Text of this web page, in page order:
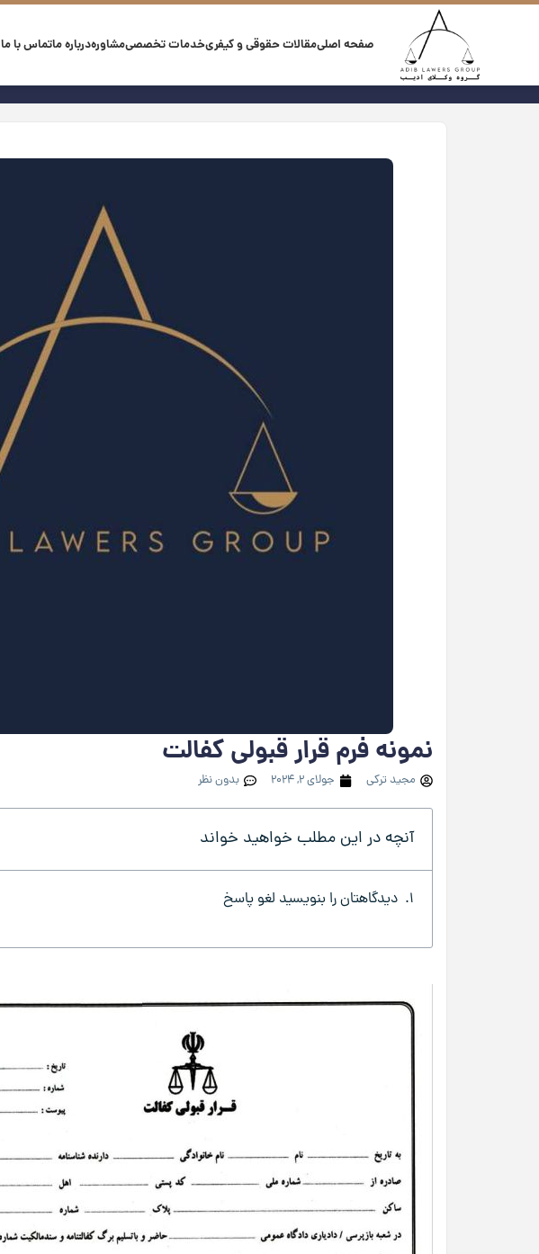
صفحه اصلیمقالات حقوقی و کیفریخدمات تخصصیمشاورهدرباره ماتماس با ما
نمونه فرم قرار قبولی کفالت
مجید ترکی جولای 2, 2024 بدون نظر
آنچه در این مطلب خواهید خواند
دیدگاهتان را بنویسید لغو پاسخ